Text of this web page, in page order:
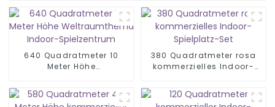
640 Quadratmeter 10
Meter Höhe
Spielzentrum
380 Quadratmeter rosa
kommerzielles Indoor-